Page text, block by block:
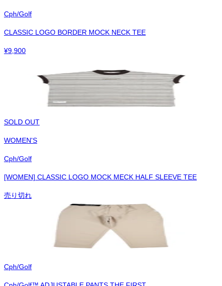
Cph/Golf
CLASSIC LOGO BORDER MOCK NECK TEE
¥9,900
SOLD OUT
WOMEN'S
Cph/Golf
[WOMEN] CLASSIC LOGO MOCK MECK HALF SLEEVE TEE
売り切れ
Cph/Golf